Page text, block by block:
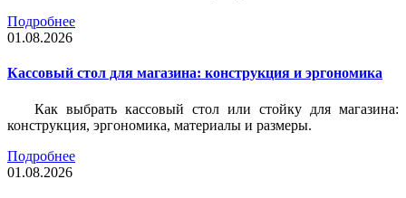
Подробнее
01.08.2026
Кассовый стол для магазина: конструкция и эргономика
Как выбрать кассовый стол или стойку для магазина:
конструкция, эргономика, материалы и размеры.
Подробнее
01.08.2026